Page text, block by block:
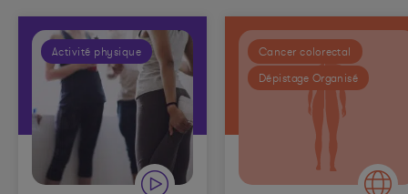
Activité physique
Cancer colorectal
Dépistage Organisé